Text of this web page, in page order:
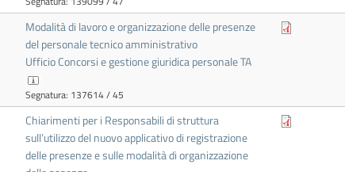
Modalità di lavoro e organizzazione delle presenze
del personale tecnico amministrativo
Ufficio Concorsi e gestione giuridica personale TA
Segnatura: 137614 / 45
Chiarimenti per i Responsabili di struttura
sull’utilizzo del nuovo applicativo di registrazione
delle presenze e sulle modalità di organizzazione